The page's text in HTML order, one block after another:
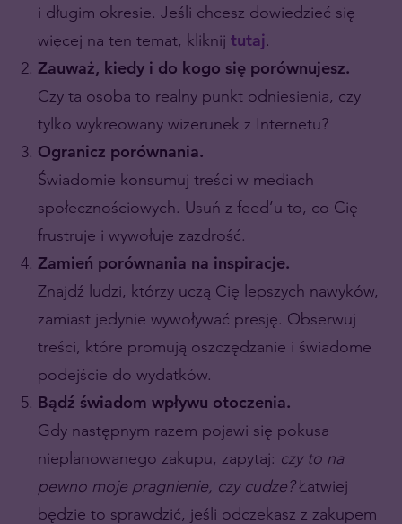
i długim okresie. Jeśli chcesz dowiedzieć się
więcej na ten temat, kliknij tutaj.
Zauważ, kiedy i do kogo się porównujesz.
Czy ta osoba to realny punkt odniesienia, czy
tylko wykreowany wizerunek z Internetu?
Ogranicz porównania.
Świadomie konsumuj treści w mediach
społecznościowych. Usuń z feed’u to, co Cię
frustruje i wywołuje zazdrość.
Zamień porównania na inspiracje.
Znajdź ludzi, którzy uczą Cię lepszych nawyków,
zamiast jedynie wywoływać presję. Obserwuj
treści, które promują oszczędzanie i świadome
podejście do wydatków.
Bądź świadom wpływu otoczenia.
Gdy następnym razem pojawi się pokusa
nieplanowanego zakupu, zapytaj: czy to na
pewno moje pragnienie, czy cudze?Łatwiej
będzie to sprawdzić, jeśli odczekasz z zakupem